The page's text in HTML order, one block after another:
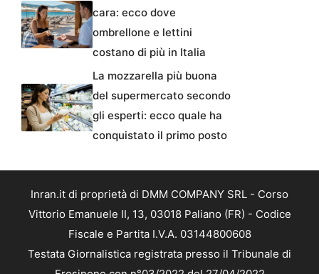
cara: ecco dove
ombrellone e lettini
costano di più in Italia
La mozzarella più buona
del supermercato secondo
gli esperti: ecco quale ha
conquistato il primo posto
Inran.it di proprietà di DMM COMPANY SRL - Corso
Vittorio Emanuele II, 13, 03018 Paliano (FR) - Codice
Fiscale e Partita I.V.A. 03144800608
Testata Giornalistica registrata presso il Tribunale di